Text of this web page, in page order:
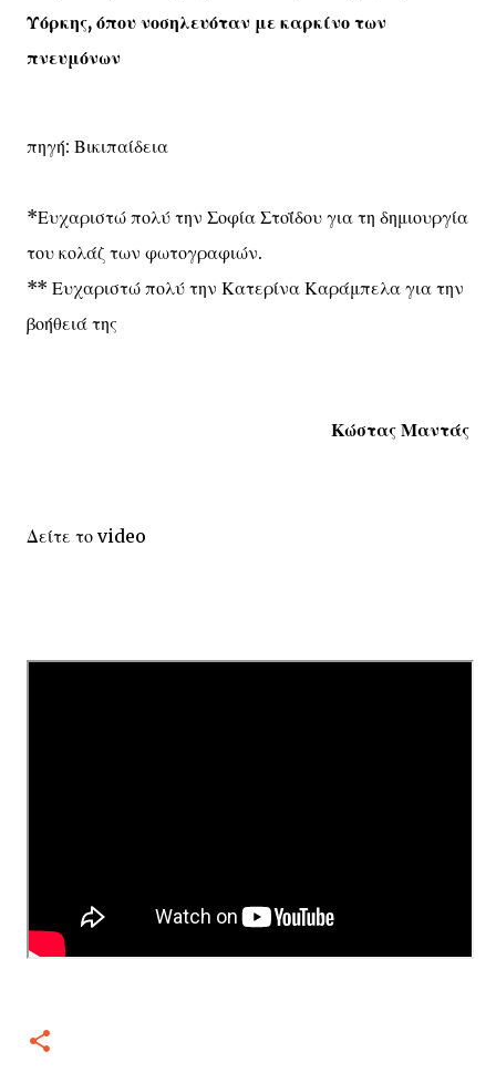
Υόρκης, όπου νοσηλευόταν με καρκίνο των
πνευμόνων
πηγή: Βικιπαίδεια
*Ευχαριστώ πολύ την Σοφία Στοΐδου για τη δημιουργία
του κολάζ των φωτογραφιών.
** Ευχαριστώ πολύ την Κατερίνα Καράμπελα για την
βοήθειά της
Κώστας Μαντάς
Δείτε το video